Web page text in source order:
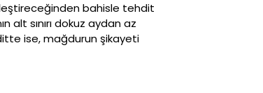
bahisle tehdit
alt sınırı dokuz aydan az
ise, mağdurun şikayeti